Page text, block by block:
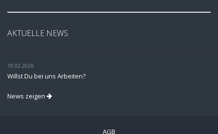
AKTUELLE NEWS
19.02.2026
Willst Du bei uns Arbeiten?
News zeigen
AGB